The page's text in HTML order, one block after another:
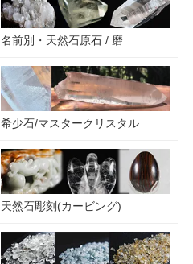
名前別・天然石原石 / 磨
希少石/マスタークリスタル
天然石彫刻(カービング)